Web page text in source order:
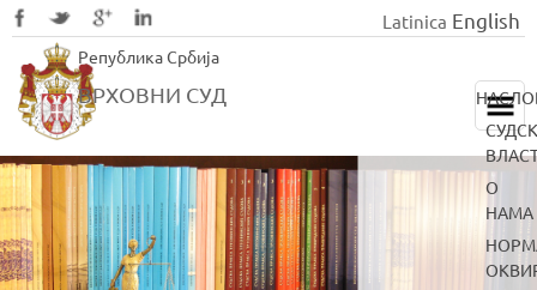
to
main
Република Србија
ВРХОВНИ СУД
Latinica English
О
НАМА